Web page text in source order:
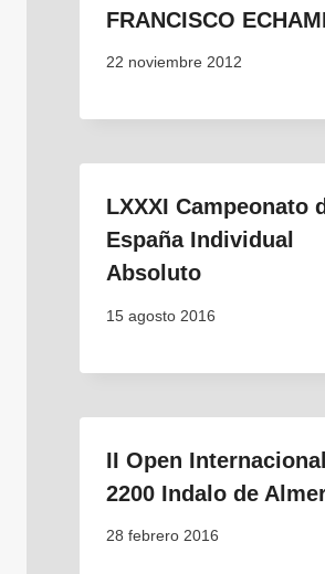
FRANCISCO
22 noviembre 2012
LXXXI Campeonato
España Individual
Absoluto
15 agosto 2016
II Open
2200 Indalo de
28 febrero 2016